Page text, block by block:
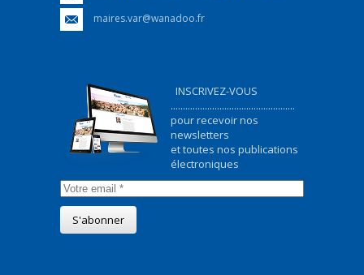
maires.var@wanadoo.fr
INSCRIVEZ-VOUS
...................................................
pour recevoir nos
newsletters
et toutes nos publications
électroniques